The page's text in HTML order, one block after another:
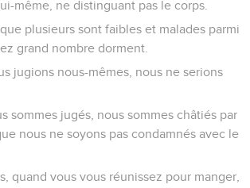
même, ne distinguant pas le corps.
plusieurs sont faibles et malades parmi
grand nombre dorment.
jugions nous-mêmes, nous ne serions
sommes jugés, nous sommes châtiés par
nous ne soyons pas condamnés avec le
quand vous vous réunissez pour manger,